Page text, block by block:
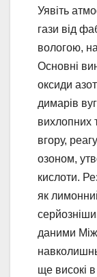
Уявіть
гази від
вологою,
Основні
оксиди
димарів
вихлопних
вгору,
озоном,
кислоти.
як
даними
ще високі